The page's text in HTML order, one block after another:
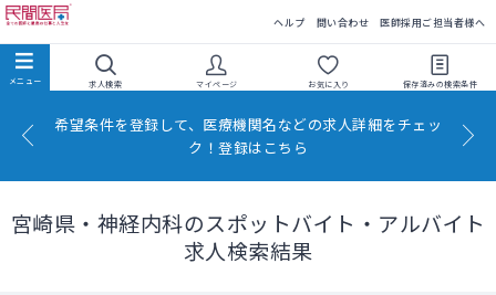
ヘルプ 問い合わせ 医師採用ご担当者様へ
求人検索 マイページ お気に入り 保存済みの検索条件
希望条件を登録して、医療機関名などの求人詳細をチェッ
ク！登録はこちら
宮崎県・神経内科のスポットバイト・アルバイト
求人検索結果